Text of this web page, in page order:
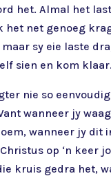
het. Almal het
het net genoeg
sy eie laste
sien en kom
nie so
wanneer jy
wanneer jy dit
op ‘n keer
kruis gedra het,